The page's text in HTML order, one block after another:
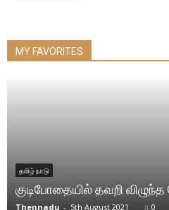
MY FAVORITES
தமிழ் நாடு
குடிபோதையில் தவறி
Thennadu - 5th August 2021 0